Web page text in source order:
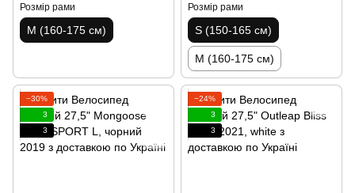
Розмір рами
M (160-175 см)
Розмір рами
S (150-165 см)
M (160-175 см)
−30%
3
3
−24%
3
3